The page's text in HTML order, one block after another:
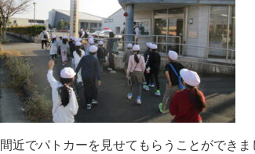
間近でパトカーを見せてもらうことができま